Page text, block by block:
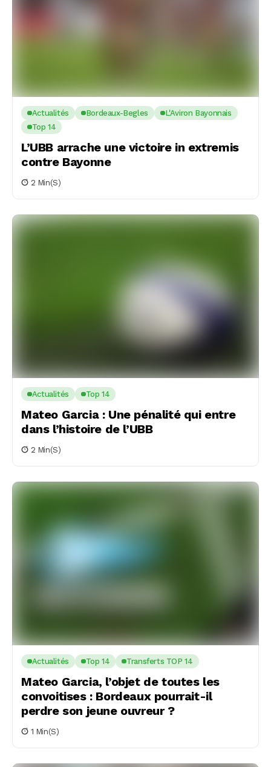
Actualités Bordeaux-Begles
L'Aviron Bayonnais
Top 14
L’UBB arrache une victoire in extremis
contre Bayonne
2 Min(s)
Actualités Top 14
Mateo Garcia : Une pénalité qui entre
dans l’histoire de l’UBB
2 Min(s)
Actualités Top 14 Transferts TOP 14
Mateo Garcia, l’objet de toutes les
convoitises : Bordeaux pourrait-il
perdre son jeune ouvreur ?
1 Min(s)